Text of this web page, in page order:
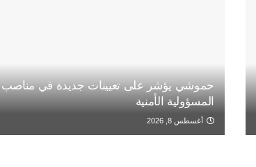
حموشي يؤشر على تعيينات جديدة في مناصب
المسؤولية الأمنية
أغسطس 8, 2026